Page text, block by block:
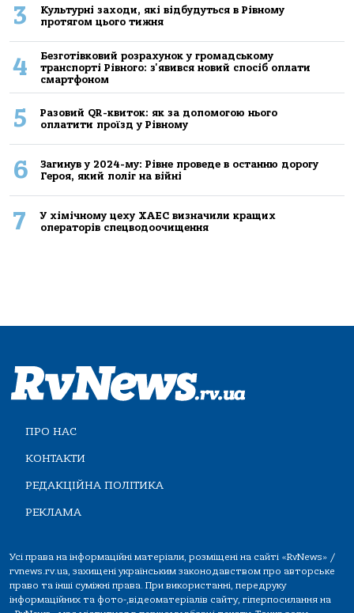
3
Культурні заходи, які відбудуться в Рівному
протягом цього тижня
4
Безготівковий розрахунок у громадському
транспорті Рівного: з'явився новий спосіб оплати
смартфоном
5
Разовий QR-квиток: як за допомогою нього
оплатити проїзд у Рівному
6
Загинув у 2024-му: Рівне проведе в останню дорогу
Героя, який поліг на війні
7
У хімічному цеху ХАЕС визначили кращих
операторів спецводоочищення
ПРО НАС
КОНТАКТИ
РЕДАКЦІЙНА ПОЛІТИКА
РЕКЛАМА
Усі права на інформаційні матеріали, розміщені на сайті «RvNews» /
rvnews.rv.ua, захищені українським законодавством про авторське
право та інші суміжні права. При використанні, передруку
інформаційних та фото-,відеоматеріалів сайту, гіперпосилання на